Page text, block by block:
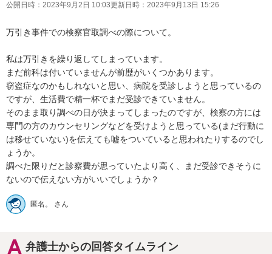
公開日時： 2023年9月2日 10:03更新日時： 2023年9月13日 15:26
万引き事件での検察官取調べの際について。
私は万引きを繰り返してしまっています。
まだ前科は付いていませんが前歴がいくつかあります。
窃盗症なのかもしれないと思い、病院を受診しようと思っているの
ですが、生活費で精一杯でまだ受診できていません。
そのまま取り調べの日が決まってしまったのですが、検察の方には
専門の方のカウンセリングなどを受けようと思っている(まだ行動に
は移せていない)を伝えても嘘をついていると思われたりするのでし
ょうか。
調べた限りだと診察費が思っていたより高く、まだ受診できそうに
ないので伝えない方がいいでしょうか？
匿名。 さん
弁護士からの回答タイムライン